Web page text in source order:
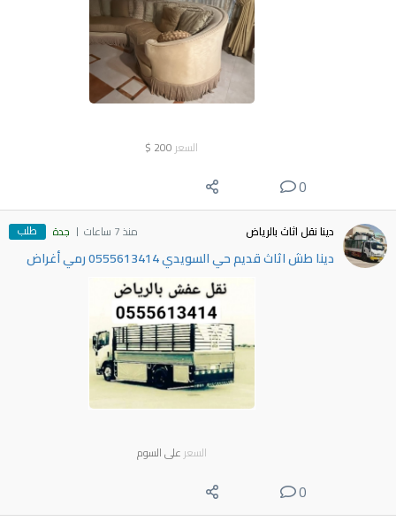
السعر 200
$
0
دينا نقل اثاث بالرياض منذ 7 ساعات جدة طلب
دينا طش اثاث قديم حي السويدي 0555613414 رمي أغراض
السعر على السوم
0